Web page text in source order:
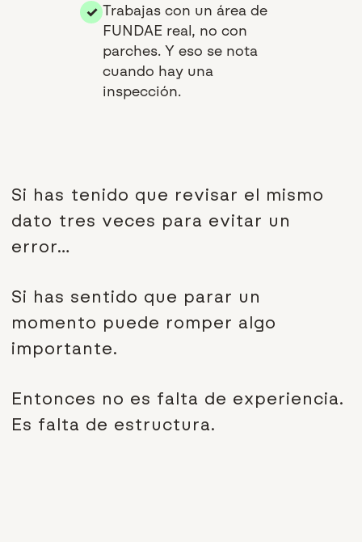
✓ Trabajas con un área de
FUNDAE real, no con
parches. Y eso se nota
cuando hay una
inspección.
Si has tenido que revisar el mismo
dato tres veces para evitar un
error…
Si has sentido que parar un
momento puede romper algo
importante.
Entonces no es falta de experiencia.
Es falta de estructura.